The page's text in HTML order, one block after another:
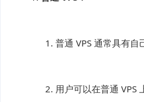
普通 VPS 通常具有自
用户可以在普通 VPS